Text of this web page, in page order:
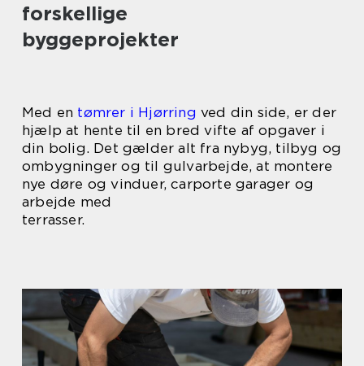
forskellige
byggeprojekter
Med en tømrer i Hjørring ved din side, er der
hjælp at hente til en bred vifte af opgaver i
din bolig. Det gælder alt fra nybyg, tilbyg og
ombygninger og til gulvarbejde, at montere
nye døre og vinduer, carporte garager og
arbejde med
terrasser.